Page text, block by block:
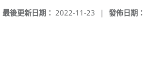
發佈日期：
最後更新日期： 2022-11-23 |